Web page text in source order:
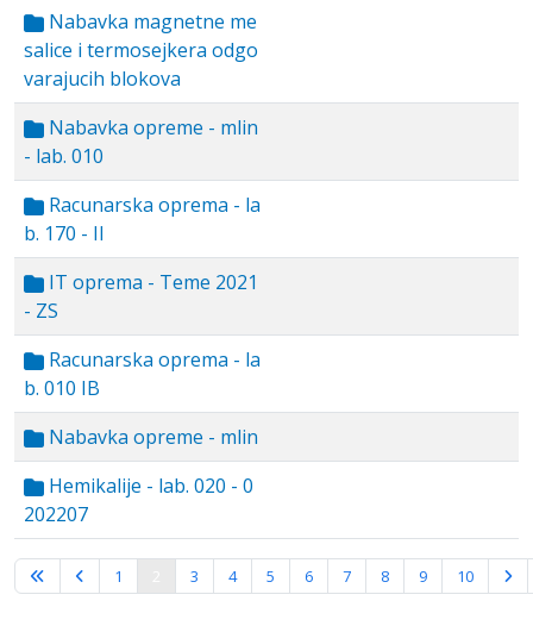
Nabavka magnetne me
salice i termosejkera odgo
varajucih blokova
Nabavka opreme - mlin
- lab. 010
Racunarska oprema - la
b. 170 - II
IT oprema - Teme 2021
- ZS
Racunarska oprema - la
b. 010 IB
Nabavka opreme - mlin
Hemikalije - lab. 020 - 0
202207
Strana 2 od 10
1 3 4 5 6 7 8 9 10